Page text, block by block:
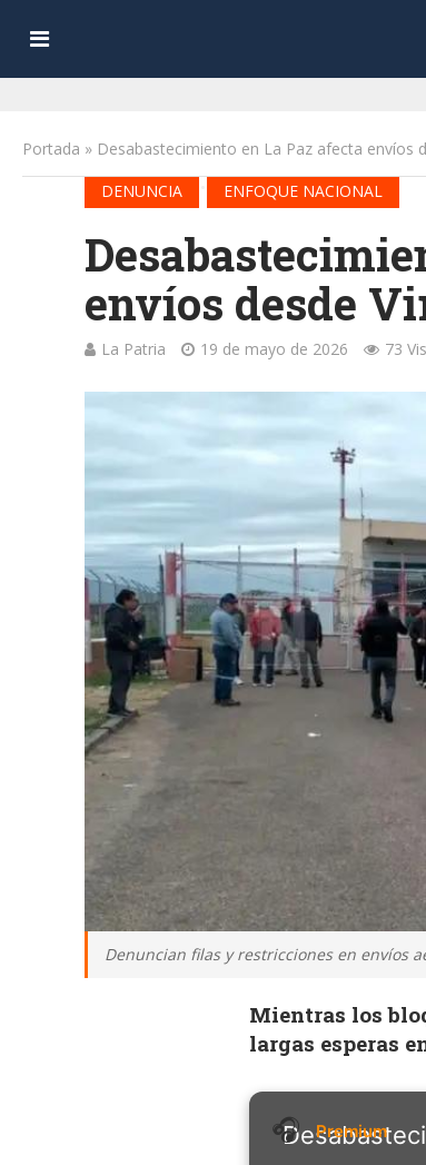
Portada » Desabastecimiento en La Paz afecta envíos
DENUNCIA
ENFOQUE NACIONAL
envíos desde
La Patria 19 de mayo de 2026 73
Denuncian filas y restricciones en envíos
Mientras los
largas esperas